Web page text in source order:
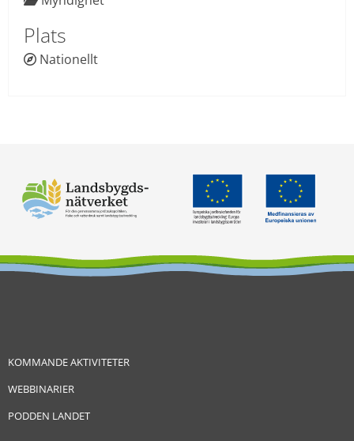
Plats
 Nationellt
KOMMANDE AKTIVITETER
WEBBINARIER
PODDEN LANDET